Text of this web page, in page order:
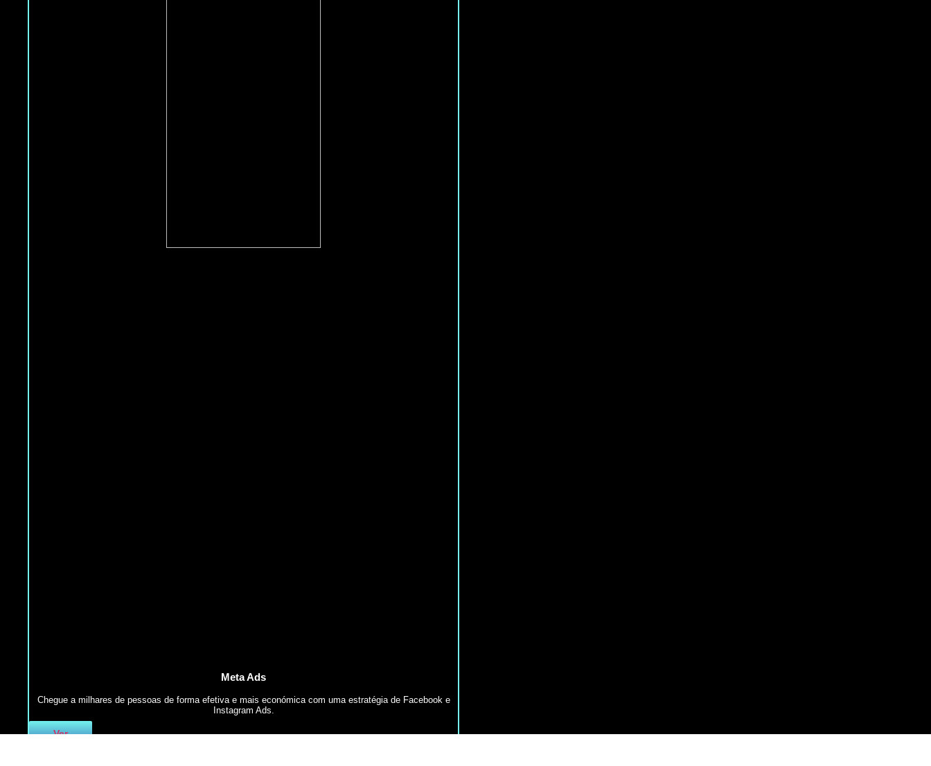
Meta Ads
Chegue a milhares de pessoas de forma efetiva e mais económica com uma estratégia de Facebook e
Instagram Ads.
Ver